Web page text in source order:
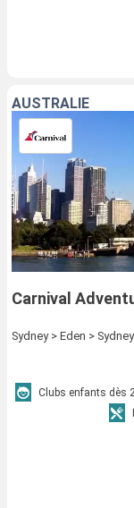
AUSTRALIE
Carnival
Sydney > Eden > Sydney
Clubs enfants dès